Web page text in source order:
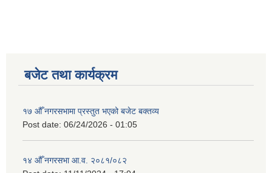
बजेट तथा कार्यक्रम
१७ औँ नगरसभामा प्रस्तुत भएको बजेट बक्तव्य
Post date: 06/24/2026 - 01:05
१४ औँ नगरसभा आ.व. २०८१/०८२